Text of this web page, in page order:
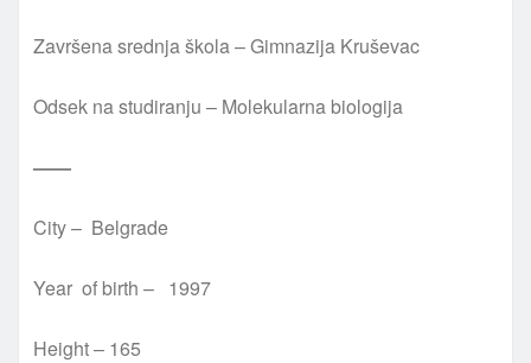
Završena srednja škola – Gimnazija Kruševac
Odsek na studiranju – Molekularna biologija
——
City – Belgrade
Year of birth – 1997
Height – 165